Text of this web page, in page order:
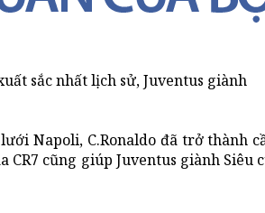
sắc nhất lịch sử, Juventus giành
Napoli, C.Ronaldo đã trở thành
CR7 cũng giúp Juventus giành